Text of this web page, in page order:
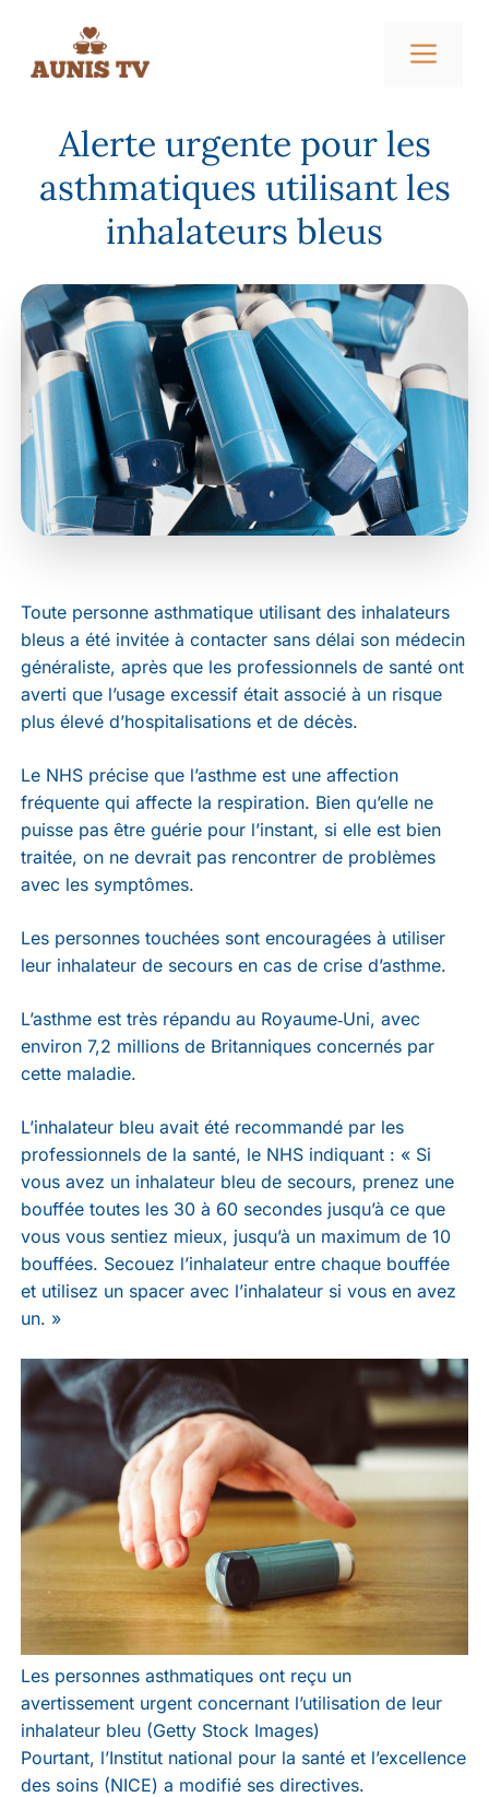
contenu
Alerte urgente pour les
asthmatiques utilisant les
inhalateurs bleus
mai 11, 2026
Toute personne asthmatique utilisant des inhalateurs
bleus a été invitée à contacter sans délai son médecin
généraliste, après que les professionnels de santé ont
averti que l’usage excessif était associé à un risque
plus élevé d’hospitalisations et de décès.
Le NHS précise que l’asthme est une affection
fréquente qui affecte la respiration. Bien qu’elle ne
puisse pas être guérie pour l’instant, si elle est bien
traitée, on ne devrait pas rencontrer de problèmes
avec les symptômes.
Les personnes touchées sont encouragées à utiliser
leur inhalateur de secours en cas de crise d’asthme.
L’asthme est très répandu au Royaume‑Uni, avec
environ 7,2 millions de Britanniques concernés par
cette maladie.
L’inhalateur bleu avait été recommandé par les
professionnels de la santé, le NHS indiquant : « Si
vous avez un inhalateur bleu de secours, prenez une
bouffée toutes les 30 à 60 secondes jusqu’à ce que
vous vous sentiez mieux, jusqu’à un maximum de 10
bouffées. Secouez l’inhalateur entre chaque bouffée
et utilisez un spacer avec l’inhalateur si vous en avez
un. »
Les personnes asthmatiques ont reçu un
avertissement urgent concernant l’utilisation de leur
inhalateur bleu (Getty Stock Images)
Pourtant, l’Institut national pour la santé et l’excellence
des soins (NICE) a modifié ses directives.